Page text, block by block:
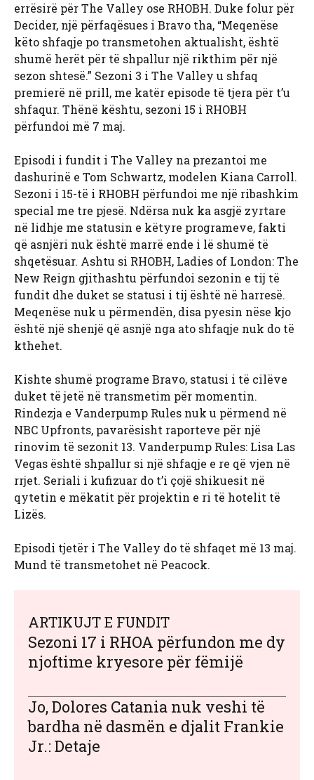
errësirë ​​për The Valley ose RHOBH. Duke folur për
Decider, një përfaqësues i Bravo tha, “Meqenëse
këto shfaqje po transmetohen aktualisht, është
shumë herët për të shpallur një rikthim për një
sezon shtesë.” Sezoni 3 i The Valley u shfaq
premierë në prill, me katër episode të tjera për t’u
shfaqur. Thënë kështu, sezoni 15 i RHOBH
përfundoi më 7 maj.
Episodi i fundit i The Valley na prezantoi me
dashurinë e Tom Schwartz, modelen Kiana Carroll.
Sezoni i 15-të i RHOBH përfundoi me një ribashkim
special me tre pjesë. Ndërsa nuk ka asgjë zyrtare
në lidhje me statusin e këtyre programeve, fakti
që asnjëri nuk është marrë ende i lë shumë të
shqetësuar. Ashtu si RHOBH, Ladies of London: The
New Reign gjithashtu përfundoi sezonin e tij të
fundit dhe duket se statusi i tij është në harresë.
Meqenëse nuk u përmendën, disa pyesin nëse kjo
është një shenjë që asnjë nga ato shfaqje nuk do të
kthehet.
Kishte shumë programe Bravo, statusi i të cilëve
duket të jetë në transmetim për momentin.
Rindezja e Vanderpump Rules nuk u përmend në
NBC Upfronts, pavarësisht raporteve për një
rinovim të sezonit 13. Vanderpump Rules: Lisa Las
Vegas është shpallur si një shfaqje e re që vjen në
rrjet. Seriali i kufizuar do t’i çojë shikuesit në
qytetin e mëkatit për projektin e ri të hotelit të
Lizës.
Episodi tjetër i The Valley do të shfaqet më 13 maj.
Mund të transmetohet në Peacock.
ARTIKUJT E FUNDIT
Sezoni 17 i RHOA përfundon me dy
njoftime kryesore për fëmijë
Jo, Dolores Catania nuk veshi të
bardha në dasmën e djalit Frankie
Jr.: Detaje